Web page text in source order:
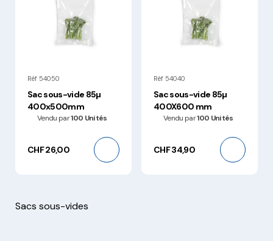
Réf 54050
Sac sous-vide 85µ
400x500mm
Vendu par100 Unités
CHF 26,00
Réf 54040
Sac sous-vide 85µ
400X600 mm
Vendu par100 Unités
CHF 34,90
Sacs sous-vides